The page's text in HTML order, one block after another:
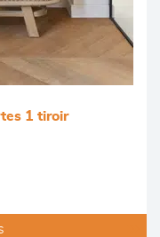
1 tiroir